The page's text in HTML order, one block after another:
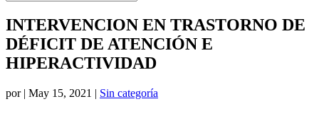
INTERVENCION EN TRASTORNO DE
DÉFICIT DE ATENCIÓN E
HIPERACTIVIDAD
por | May 15, 2021 | Sin categoría